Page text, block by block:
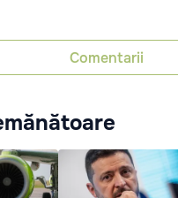
Comentarii